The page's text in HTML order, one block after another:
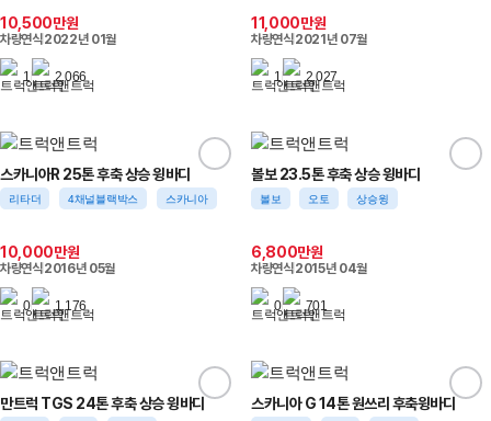
10,500만원
차량연식2022년 01월
1 2,066
11,000만원
차량연식2021년 07월
1 2,027
스카니아R 25톤 후축 상승 윙바디
리타더 4채널블랙박스 스카니아
10,000만원
차량연식2016년 05월
0 1,176
볼보 23.5톤 후축 상승 윙바디
볼보 오토 상승윙
6,800만원
차량연식2015년 04월
0 701
만트럭 TGS 24톤 후축 상승 윙바디 스카니아 G 14톤 원쓰리 후축윙바디